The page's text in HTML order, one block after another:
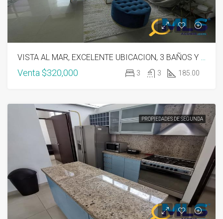
VISTA AL MAR, EXCELENTE UBICACION, 3 BAÑOS Y MEDIO
Venta $320,000 3 3 185.00
PROPIEDADES DE SEGUNDA